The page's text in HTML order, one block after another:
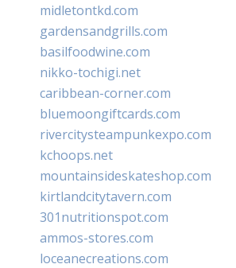
midletontkd.com
gardensandgrills.com
basilfoodwine.com
nikko-tochigi.net
caribbean-corner.com
bluemoongiftcards.com
rivercitysteampunkexpo.com
kchoops.net
mountainsideskateshop.com
kirtlandcitytavern.com
301nutritionspot.com
ammos-stores.com
loceanecreations.com